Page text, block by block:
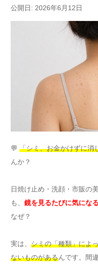
公開日: 2026年6月12日
💬 「シミ、お金かけずに
んか？
日焼け止め・洗顔・市販の
も、 鏡を見るたびに気にな
なぜ？
実は、 シミの「種類」によ
ないものがあるんです。間